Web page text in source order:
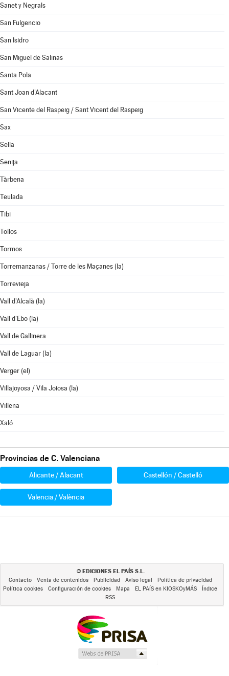
Sanet y Negrals
San Fulgencio
San Isidro
San Miguel de Salinas
Santa Pola
Sant Joan d'Alacant
San Vicente del Raspeig / Sant Vicent del Raspeig
Sax
Sella
Senija
Tàrbena
Teulada
Tibi
Tollos
Tormos
Torremanzanas / Torre de les Maçanes (la)
Torrevieja
Vall d'Alcalà (la)
Vall d'Ebo (la)
Vall de Gallinera
Vall de Laguar (la)
Verger (el)
Villajoyosa / Vila Joiosa (la)
Villena
Xaló
Provincias de C. Valenciana
Alicante / Alacant Castellón / Castelló
Valencia / València
© EDICIONES EL PAÍS S.L.
Contacto Venta de contenidos Publicidad Aviso legal
Política de privacidad
Política cookies
Configuración de cookies Mapa EL PAÍS en KIOSKOyMÁS
Índice
RSS